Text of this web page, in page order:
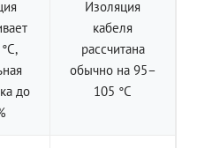
до
Изоляция
кабеля
рассчитана
обычно на 95–
105 °C